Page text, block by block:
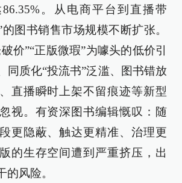
。从电商平台到直播带
图书销售市场规模不断扩张。
价”“正版微瑕”为噱头的低价引
同质化“投流书”泛滥、图书错放
直播瞬时上架不留痕迹等新型
视。有资深图书编辑慨叹：随
更隐蔽、触达更精准、治理更
的生存空间遭到严重挤压，出
的风险。